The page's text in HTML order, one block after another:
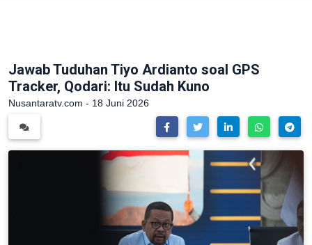
Jawab Tuduhan Tiyo Ardianto soal GPS
Tracker, Qodari: Itu Sudah Kuno
Nusantaratv.com - 18 Juni 2026